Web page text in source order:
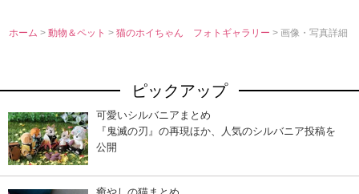
ホーム >動物＆ペット>猫のホイちゃん フォトギャラリー> 画像・写真詳細
ピックアップ
可愛いシルバニアまとめ
『鬼滅の刃』の再現ほか、人気のシルバニア投稿を
公開